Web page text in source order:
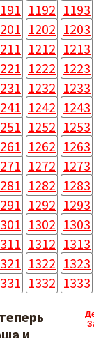
1192 1193
1202 1203
1212 1213
1222 1223
1232 1233
1242 1243
1252 1253
1262 1263
1272 1273
1282 1283
1292 1293
1302 1303
1312 1313
1322 1323
1332 1333
и